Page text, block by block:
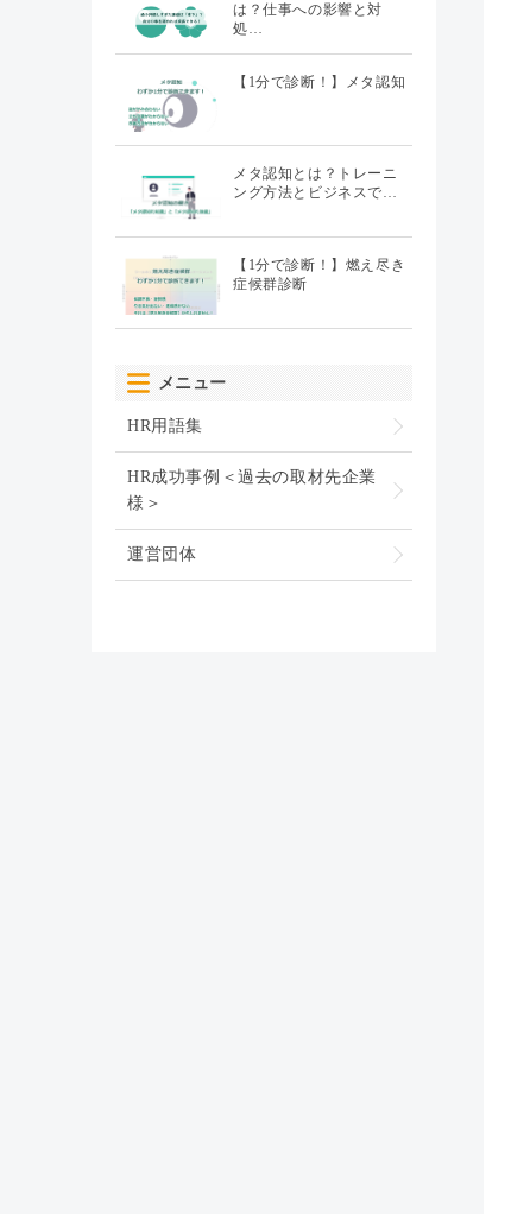
は？仕事への影響と対
処…
【1分で診断！】メタ認知
メタ認知とは？トレーニ
ング方法とビジネスで…
【1分で診断！】燃え尽き
症候群診断
メニュー
HR用語集
HR成功事例＜過去の取材先企業
様＞
運営団体